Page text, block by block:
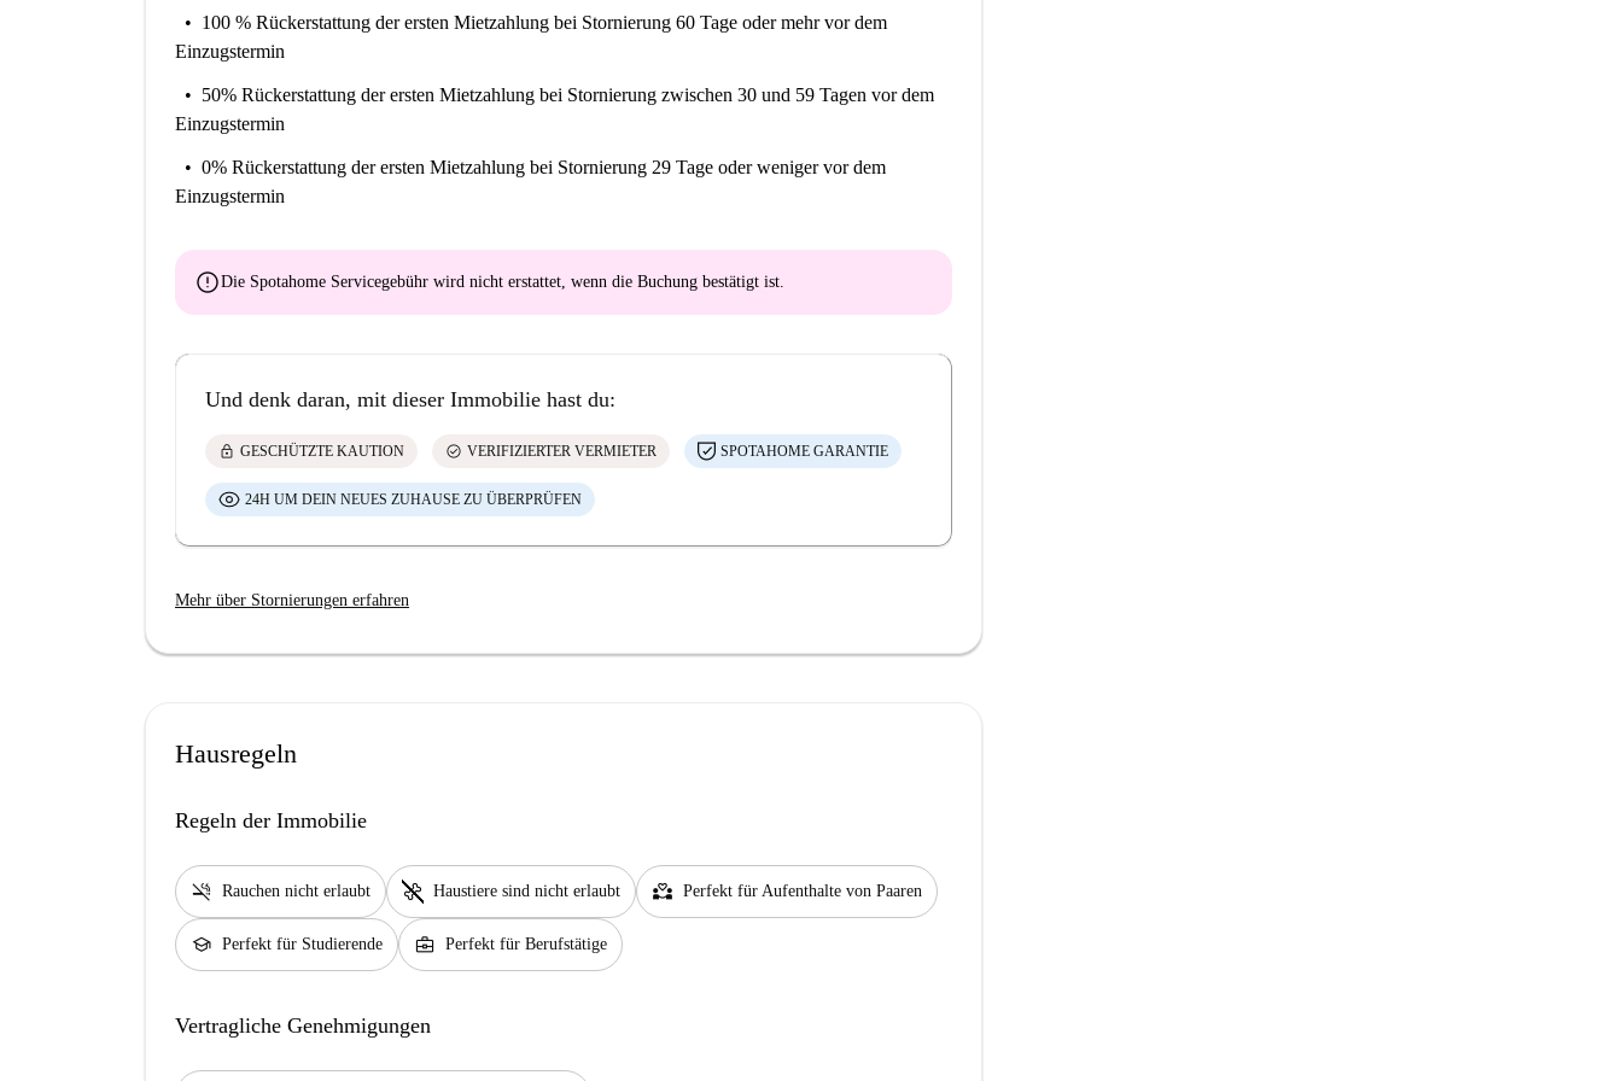
100 % Rückerstattung der ersten Mietzahlung bei Stornierung 60 Tage oder mehr vor dem
Einzugstermin
50% Rückerstattung der ersten Mietzahlung bei Stornierung zwischen 30 und 59 Tagen vor dem
Einzugstermin
0% Rückerstattung der ersten Mietzahlung bei Stornierung 29 Tage oder weniger vor dem
Einzugstermin
errorDie Spotahome Servicegebühr wird nicht erstattet, wenn die Buchung bestätigt ist.
Und denk daran, mit dieser Immobilie hast du:
lock GESCHÜTZTE KAUTION check_circle VERIFIZIERTER VERMIETER SPOTAHOME GARANTIE
24H UM DEIN NEUES ZUHAUSE ZU ÜBERPRÜFEN
Mehr über Stornierungen erfahren
Hausregeln
Regeln der Immobilie
smoke_free Rauchen nicht erlaubt pet_supplies Haustiere sind nicht erlaubt partner_heart Perfekt für Aufenthalte von Paaren
school Perfekt für Studierende business_center Perfekt für Berufstätige
Vertragliche Genehmigungen